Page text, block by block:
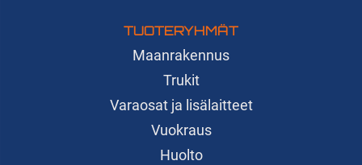
TUOTERYHMÄT
Maanrakennus
Trukit
Varaosat ja lisälaitteet
Vuokraus
Huolto